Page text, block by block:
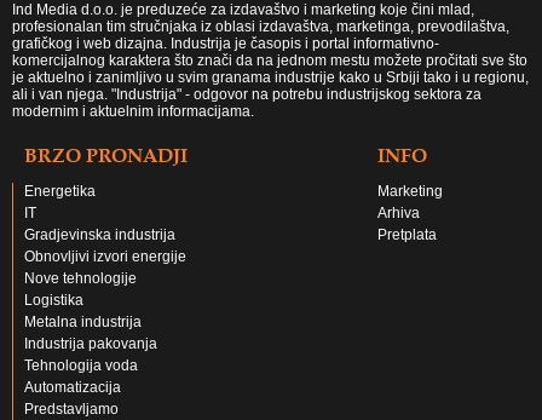
Ind Media d.o.o. je preduzeće za izdavaštvo i marketing koje čini mlad,
profesionalan tim stručnjaka iz oblasi izdavaštva, marketinga, prevodilaštva,
grafičkog i web dizajna. Industrija je časopis i portal informativno-
komercijalnog karaktera što znači da na jednom mestu možete pročitati sve što
je aktuelno i zanimljivo u svim granama industrije kako u Srbiji tako i u regionu,
ali i van njega. "Industrija" - odgovor na potrebu industrijskog sektora za
modernim i aktuelnim informacijama.
BRZO PRONADJI
Energetika
IT
Gradjevinska industrija
Obnovljivi izvori energije
Nove tehnologije
Logistika
Metalna industrija
Industrija pakovanja
Tehnologija voda
Automatizacija
Predstavljamo
INFO
Marketing
Arhiva
Pretplata